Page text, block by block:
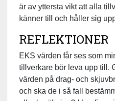
är av yttersta vikt att alla
känner till och håller sig
REFLEKTIONER
EKS värden får ses som
tillverkare bör leva upp till.
värden på drag- och
och ska de i så fall